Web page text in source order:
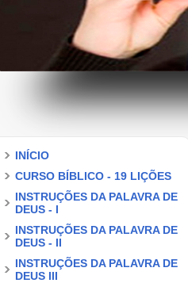
INÍCIO
CURSO BÍBLICO - 19 LIÇÕES
INSTRUÇÕES DA PALAVRA DE
DEUS - I
INSTRUÇÕES DA PALAVRA DE
DEUS - II
INSTRUÇÕES DA PALAVRA DE
DEUS III